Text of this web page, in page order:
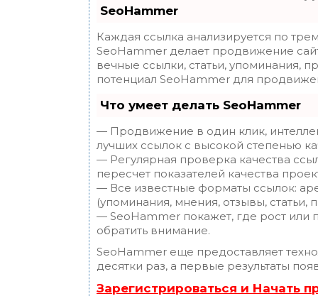
SeoHammer
Каждая ссылка анализируется по
SeoHammer делает продвижение
вечные ссылки, статьи, упоминания,
потенциал SeoHammer для
Что умеет делать SeoHammer
— Продвижение в один клик,
лучших ссылок с высокой степенью
— Регулярная проверка качества
пересчет показателей качества
— Все известные форматы ссылок:
(упоминания, мнения, отзывы, статьи,
— SeoHammer покажет, где рост или
обратить внимание.
SeoHammer еще предоставляет
десятки раз, а первые результаты
Зарегистрироваться и Начать